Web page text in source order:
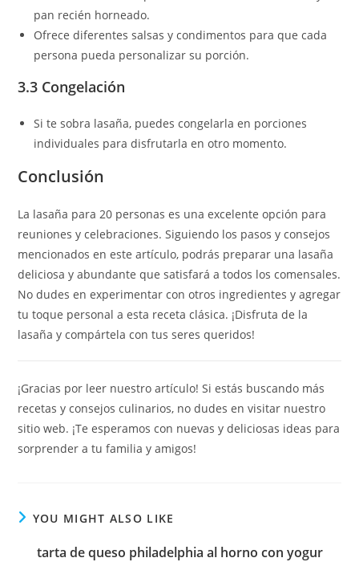
pan recién horneado.
Ofrece diferentes salsas y condimentos para que cada
persona pueda personalizar su porción.
3.3 Congelación
Si te sobra lasaña, puedes congelarla en porciones
individuales para disfrutarla en otro momento.
Conclusión
La lasaña para 20 personas es una excelente opción para
reuniones y celebraciones. Siguiendo los pasos y consejos
mencionados en este artículo, podrás preparar una lasaña
deliciosa y abundante que satisfará a todos los comensales.
No dudes en experimentar con otros ingredientes y agregar
tu toque personal a esta receta clásica. ¡Disfruta de la
lasaña y compártela con tus seres queridos!
¡Gracias por leer nuestro artículo! Si estás buscando más
recetas y consejos culinarios, no dudes en visitar nuestro
sitio web. ¡Te esperamos con nuevas y deliciosas ideas para
sorprender a tu familia y amigos!
YOU MIGHT ALSO LIKE
tarta de queso philadelphia al horno con yogur